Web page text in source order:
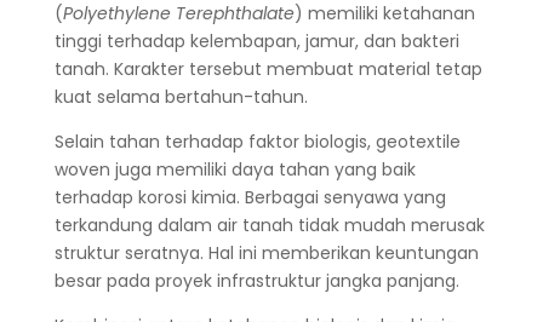
(Polyethylene Terephthalate) memiliki ketahanan
tinggi terhadap kelembapan, jamur, dan bakteri
tanah. Karakter tersebut membuat material tetap
kuat selama bertahun-tahun.
Selain tahan terhadap faktor biologis, geotextile
woven juga memiliki daya tahan yang baik
terhadap korosi kimia. Berbagai senyawa yang
terkandung dalam air tanah tidak mudah merusak
struktur seratnya. Hal ini memberikan keuntungan
besar pada proyek infrastruktur jangka panjang.